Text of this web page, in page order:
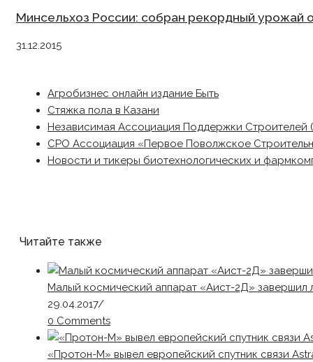
Минсельхоз России: собран рекордный урожай
31.12.2015
Агробизнес онлайн издание Быть
Стяжка пола в Казани
Независимая Ассоциация Поддержки Строителей
СРО Ассоциация «Первое Поволжское
Новости и тикеры биотехнологических и
Читайте также
Малый космический аппарат «Аист-2Д» завершил
29.04.2017/
0 Comments
«Протон-М» вывел европейский спутник связи